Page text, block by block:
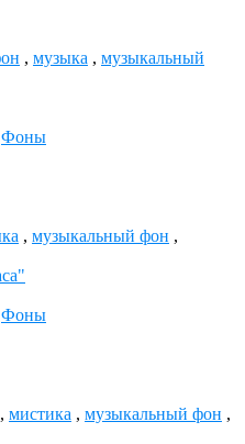
, музыка , музыкальный
Фоны
, музыкальный фон ,
Фоны
, мистика , музыкальный фон ,